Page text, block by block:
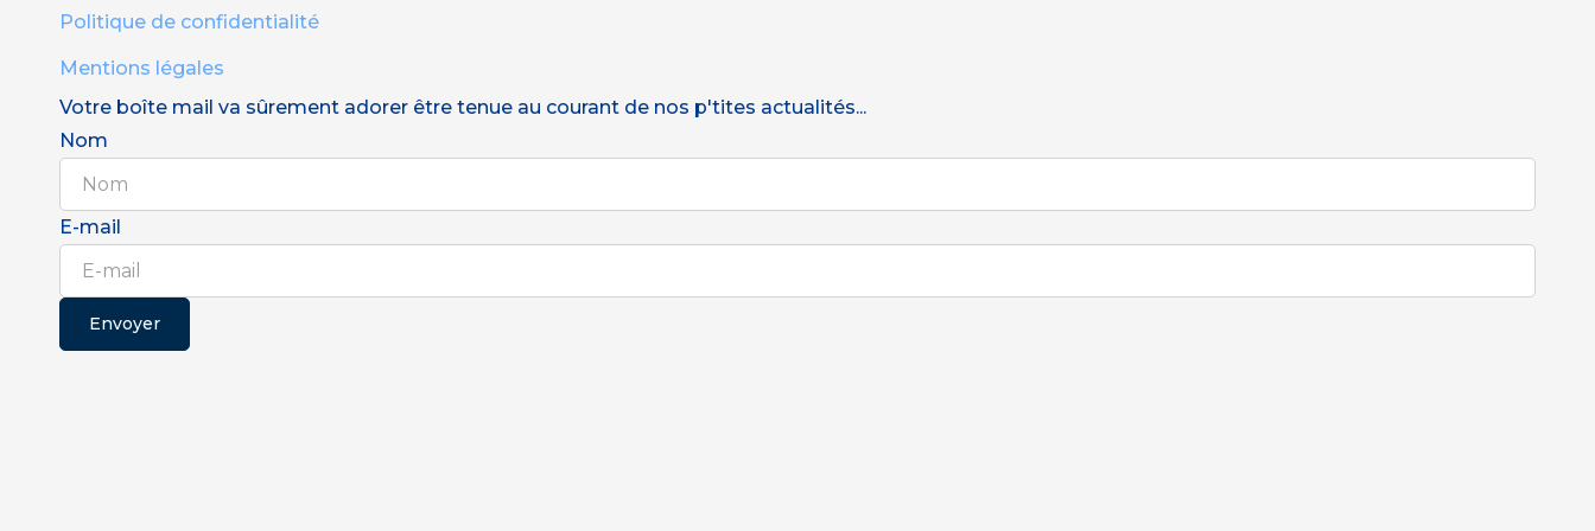
Politique de confidentialité
Mentions légales
Votre boîte mail va sûrement adorer être tenue au courant de nos p'tites actualités...
Nom
E-mail
Envoyer